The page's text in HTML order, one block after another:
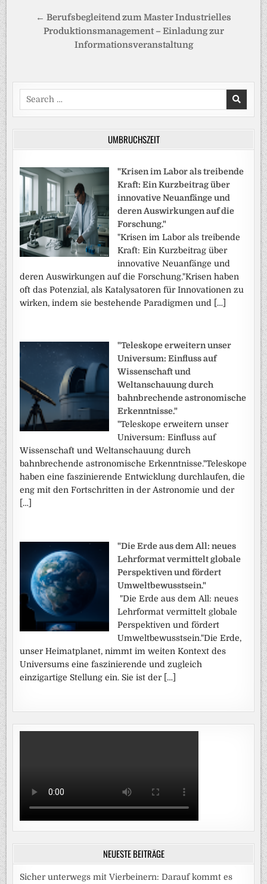
Beitragsnavigation
← Berufsbegleitend zum Master Industrielles
Produktionsmanagement – Einladung zur
Informationsveranstaltung
Search
for:
UMBRUCHSZEIT
"Krisen im Labor als treibende
Kraft: Ein Kurzbeitrag über
innovative Neuanfänge und
deren Auswirkungen auf die
Forschung."
"Krisen im Labor als treibende
Kraft: Ein Kurzbeitrag über
innovative Neuanfänge und
deren Auswirkungen auf die Forschung."Krisen haben
oft das Potenzial, als Katalysatoren für Innovationen zu
wirken, indem sie bestehende Paradigmen und […]
"Teleskope erweitern unser
Universum: Einfluss auf
Wissenschaft und
Weltanschauung durch
bahnbrechende astronomische
Erkenntnisse."
"Teleskope erweitern unser
Universum: Einfluss auf
Wissenschaft und Weltanschauung durch
bahnbrechende astronomische Erkenntnisse."Teleskope
haben eine faszinierende Entwicklung durchlaufen, die
eng mit den Fortschritten in der Astronomie und der
[…]
"Die Erde aus dem All: neues
Lehrformat vermittelt globale
Perspektiven und fördert
Umweltbewusstsein."
"Die Erde aus dem All: neues
Lehrformat vermittelt globale
Perspektiven und fördert
Umweltbewusstsein."Die Erde,
unser Heimatplanet, nimmt im weiten Kontext des
Universums eine faszinierende und zugleich
einzigartige Stellung ein. Sie ist der […]
NEUESTE BEITRÄGE
Sicher unterwegs mit Vierbeinern: Darauf kommt es